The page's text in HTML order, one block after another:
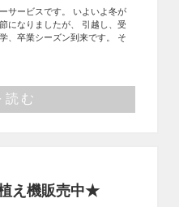
サービスです。 いよいよ冬が
になりましたが、 引越し、受
、卒業シーズン到来です。 そ
読む
え機販売中★